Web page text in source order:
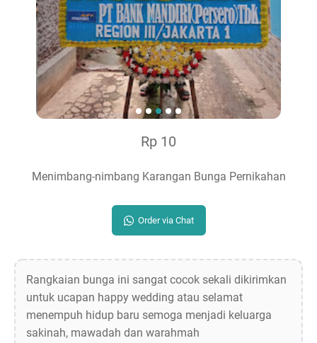
Rp 10
Menimbang-nimbang Karangan Bunga Pernikahan
Order via Chat
Rangkaian bunga ini sangat cocok sekali dikirimkan
untuk ucapan happy wedding atau selamat
menempuh hidup baru semoga menjadi keluarga
sakinah, mawadah dan warahmah